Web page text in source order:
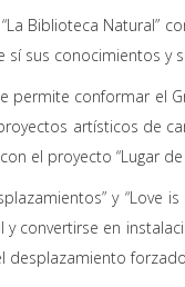
Biblioteca Natural”
sí sus conocimientos y
permite conformar el
artísticos de
con el proyecto “Lugar
y
y convertirse en
desplazamiento